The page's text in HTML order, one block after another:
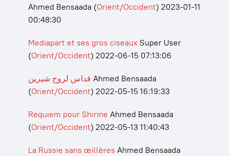
Ahmed Bensaada (Orient/Occident) 2023-01-11
00:48:30
Mediapart et ses gros ciseaux Super User
(Orient/Occident) 2022-06-15 07:13:06
قداس لروح شيرين Ahmed Bensaada
(Orient/Occident) 2022-05-15 16:19:33
Requiem pour Shirine Ahmed Bensaada
(Orient/Occident) 2022-05-13 11:40:43
La Russie sans œillères Ahmed Bensaada